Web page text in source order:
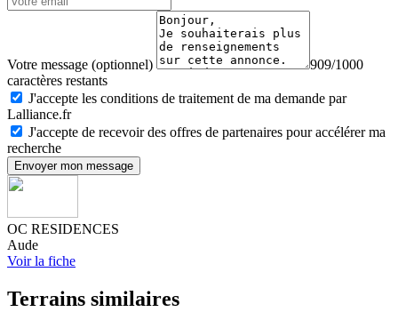
Votre message (optionnel)
909/1000
caractères restants
J'accepte les conditions de traitement de ma demande par
Lalliance.fr
J'accepte de recevoir des offres de partenaires pour accélérer ma
recherche
Envoyer mon message
OC RESIDENCES
Aude
Voir la fiche
Terrains similaires